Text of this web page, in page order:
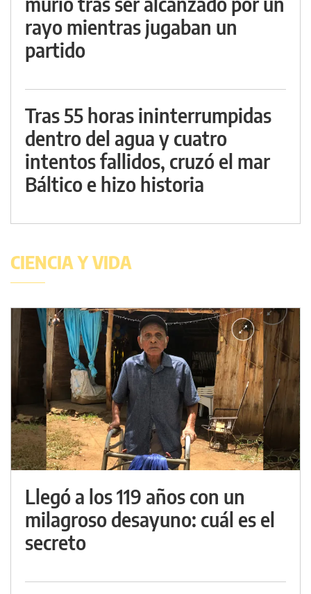
rayo mientras jugaban un
partido
Tras 55 horas ininterrumpidas
dentro del agua y cuatro
intentos fallidos, cruzó el mar
Báltico e hizo historia
CIENCIA Y VIDA
Llegó a los 119 años con un
milagroso desayuno: cuál es el
secreto